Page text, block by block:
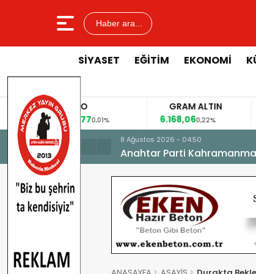
Haber ara...
SİYASET EĞİTİM EKONOMİ
EURO
53,84770,01%
GRAM ALTIN
6.168,060,22%
8 Ağustos 2026 - 04:50
Anahtar Parti